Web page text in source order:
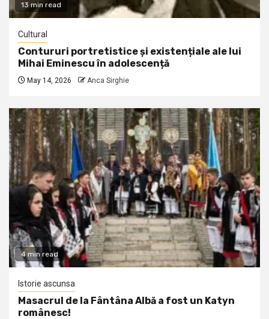
13 min read
Cultural
Contururi portretistice și existențiale ale lui
Mihai Eminescu în adolescență
May 14, 2026 Anca Sirghie
4 min read
Istorie ascunsa
Masacrul de la Fântâna Albă a fost un Katyn
românesc!